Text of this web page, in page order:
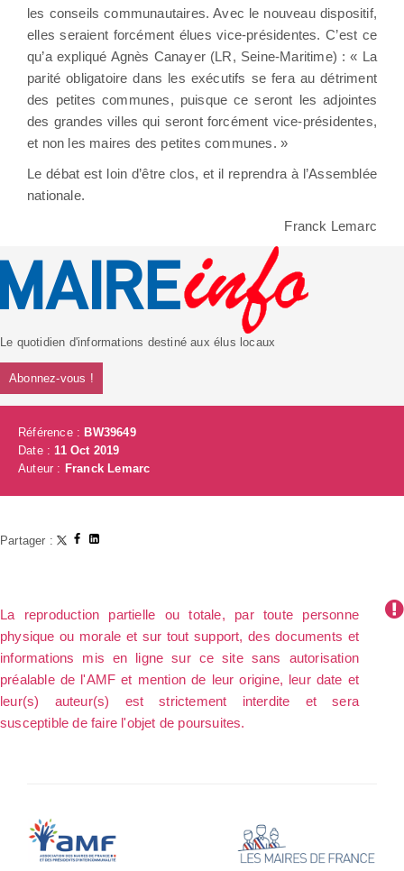
les conseils communautaires. Avec le nouveau dispositif,
elles seraient forcément élues vice-présidentes. C’est ce
qu’a expliqué Agnès Canayer (LR, Seine-Maritime) : « La
parité obligatoire dans les exécutifs se fera au détriment
des petites communes, puisque ce seront les adjointes
des grandes villes qui seront forcément vice-présidentes,
et non les maires des petites communes. »
Le débat est loin d’être clos, et il reprendra à l’Assemblée
nationale.
Franck Lemarc
Le quotidien d'informations destiné aux élus locaux
Abonnez-vous !
Référence :BW39649
Date : 11 Oct 2019
Auteur : Franck Lemarc
Partager :
La reproduction partielle ou totale, par toute personne
physique ou morale et sur tout support, des documents et
informations mis en ligne sur ce site sans autorisation
préalable de l'AMF et mention de leur origine, leur date et
leur(s) auteur(s) est strictement interdite et sera
susceptible de faire l'objet de poursuites.